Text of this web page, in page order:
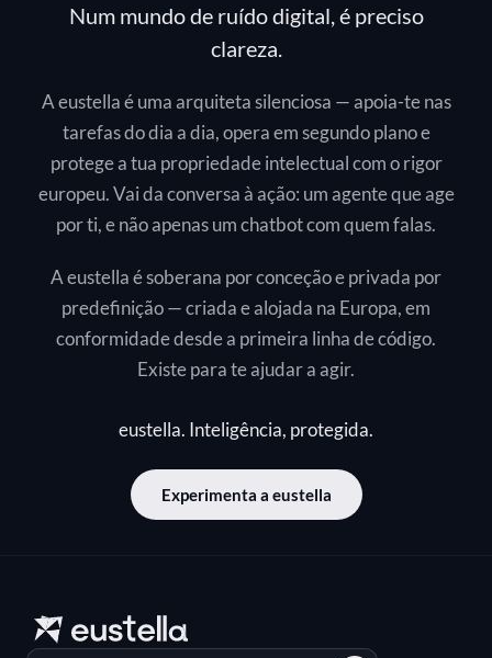
Num mundo de ruído digital, é preciso
clareza.
A eustella é uma arquiteta silenciosa — apoia-te nas
tarefas do dia a dia, opera em segundo plano e
protege a tua propriedade intelectual com o rigor
europeu. Vai da conversa à ação: um agente que age
por ti, e não apenas um chatbot com quem falas.
A eustella é soberana por conceção e privada por
predefinição — criada e alojada na Europa, em
conformidade desde a primeira linha de código.
Existe para te ajudar a agir.
eustella. Inteligência, protegida.
Experimenta a eustella